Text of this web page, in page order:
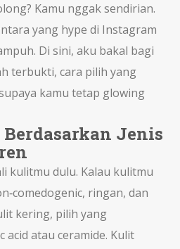
Kamu nggak sendirian.
yang hype di Instagram
Di sini, aku bakal bagi
terbukti, cara pilih yang
kamu tetap glowing
Jenis
kulitmu dulu. Kalau kulitmu
ringan, dan
kering, pilih yang
atau ceramide. Kulit